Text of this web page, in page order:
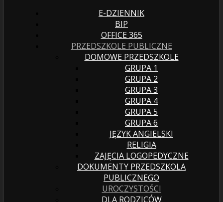
E-DZIENNIK
BIP
OFFICE 365
PRZEDSZKOLE PUBLICZNE
DOMOWE PRZEDSZKOLE
GRUPA 1
GRUPA 2
GRUPA 3
GRUPA 4
GRUPA 5
GRUPA 6
JĘZYK ANGIELSKI
RELIGIA
ZAJĘCIA LOGOPEDYCZNE
DOKUMENTY PRZEDSZKOLA
PUBLICZNEGO
UROCZYSTOŚCI
DLA RODZICÓW